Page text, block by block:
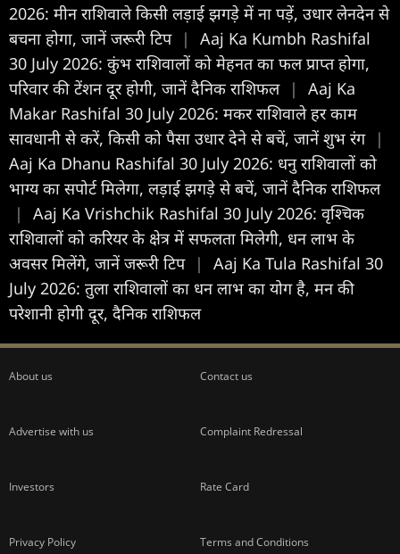
2026: मीन राशिवाले किसी लड़ाई झगड़े में ना पड़ें, उधार लेनदेन से
बचना होगा, जानें जरूरी टिप |
Aaj Ka Kumbh Rashifal
30 July 2026: कुंभ राशिवालों को मेहनत का फल प्राप्त होगा,
परिवार की टेंशन दूर होगी, जानें दैनिक राशिफल |
Aaj Ka
Makar Rashifal 30 July 2026: मकर राशिवाले हर काम
सावधानी से करें, किसी को पैसा उधार देने से बचें, जानें शुभ रंग |
Aaj Ka Dhanu Rashifal 30 July 2026: धनु राशिवालों को
भाग्य का सपोर्ट मिलेगा, लड़ाई झगड़े से बचें, जानें दैनिक राशिफल
|
Aaj Ka Vrishchik Rashifal 30 July 2026: वृश्चिक
राशिवालों को करियर के क्षेत्र में सफलता मिलेगी, धन लाभ के
अवसर मिलेंगे, जानें जरूरी टिप |
Aaj Ka Tula Rashifal 30
July 2026: तुला राशिवालों का धन लाभ का योग है, मन की
परेशानी होगी दूर, दैनिक राशिफल
About us Contact us
Advertise with us Complaint Redressal
Investors Rate Card
Privacy Policy Terms and Conditions